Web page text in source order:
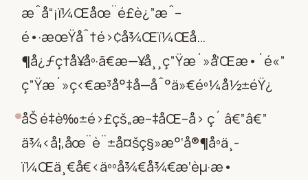
æˆå“¡ï¼Œåœ¨é£è¿”æˆ–
é•·æœŸåˆ†é›¢å¾Œï¼Œå…
¶å¿ƒç†å¥åº·ã€æ—¥å¸¸ç”Ÿæ´»å’Œæ•´é«”
ç”Ÿæ´»ç‹€æ³å°‡å—åˆ°ä»€éº¼å½±éŸ¿
åŠ é‡è‰±é›£çš„æ–‡åŒ–å› ç´ â€”â€”
ä¾‹å¦‚åœ¨è¨±å¤šç§»æ°‘å®¶åº­ä¸­
ï¼Œä¸€å€‹äººå¾€å¾€æ’èµ·æ•